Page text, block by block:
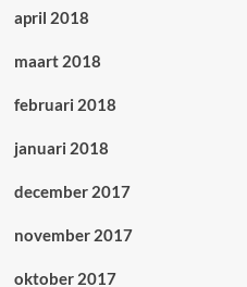
april 2018
maart 2018
februari 2018
januari 2018
december 2017
november 2017
oktober 2017